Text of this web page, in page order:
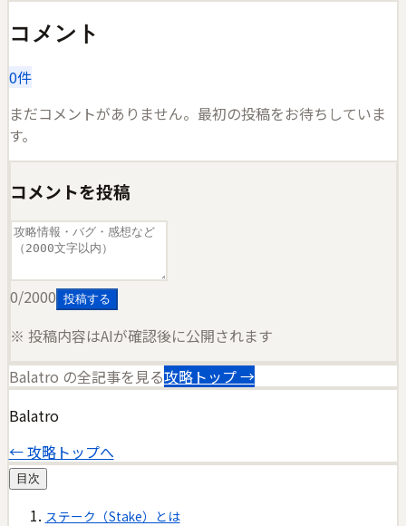
コメント
0件
まだコメントがありません。最初の投稿をお待ちしていま
す。
コメントを投稿
0/2000 投稿する
※ 投稿内容はAIが確認後に公開されます
Balatro の全記事を見る攻略トップ →
Balatro
← 攻略トップへ
目次
ステーク（Stake）とは